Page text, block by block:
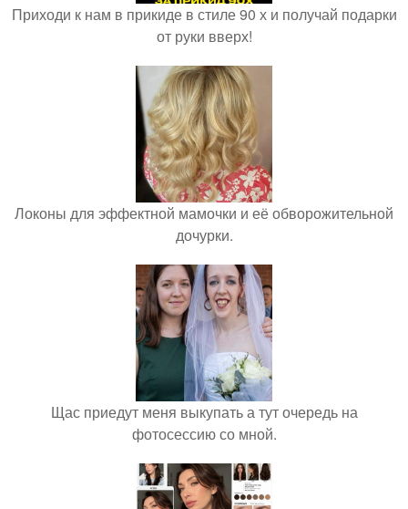
Приходи к нам в прикиде в стиле 90 х и получай подарки
от руки вверх!
Локоны для эффектной мамочки и её обворожительной
дочурки.
Щас приедут меня выкупать а тут очередь на
фотосессию со мной.